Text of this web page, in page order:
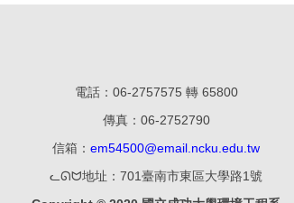
電話：06-2757575 轉 65800
傳真：06-2752790
信箱： em54500@email.ncku.edu.tw
ᓚᘏᗢ地址：701臺南市東區大學路1號